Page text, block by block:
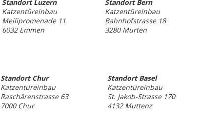
Standort Luzern
Katzentüreinbau
Meilipromenade 11
6032 Emmen
Standort Bern
Katzentüreinbau
Bahnhofstrasse 18
3280 Murten
Standort Chur
Katzentüreinbau
Raschärenstrasse 63
7000 Chur
Standort Basel
Katzentüreinbau
St. Jakob-Strasse 170
4132 Muttenz